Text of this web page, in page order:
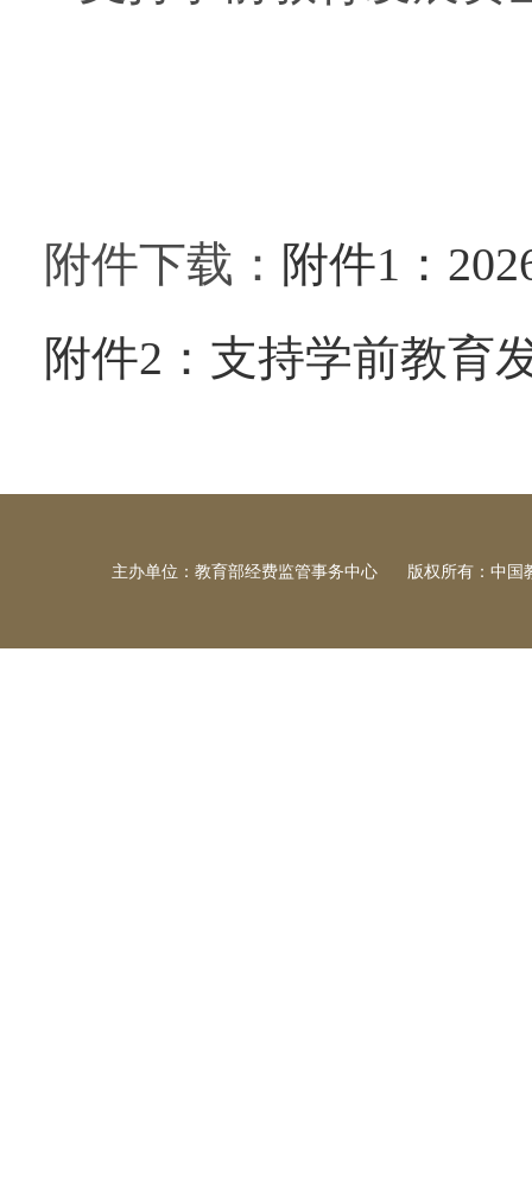
附件下载： 附件1：
附件2：支持学前教育
主办单位：教育部经费监管事务中心 版权所有：中